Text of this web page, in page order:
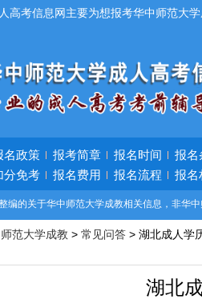
高考信息网主要为想报考华中师范大
名政策 报考简章 报名时间
报名
分免考
报名费用 报名流程 报名
编的关于华中师范大学成教相关信息，非华
范大学成教 > 常见问答 > 湖北成人学
湖北